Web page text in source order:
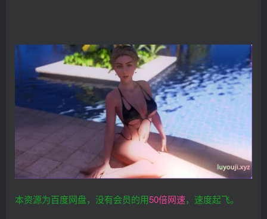
本资源为百度网盘，没有会员的用50倍网速，速度起飞。